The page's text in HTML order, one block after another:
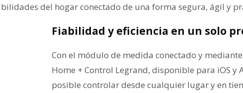
del hogar conectado de una forma segura, ágil y
Fiabilidad y eficiencia en un solo
Con el módulo de medida conectado y
Home + Control Legrand, disponible para iOS y
posible controlar desde cualquier lugar y en